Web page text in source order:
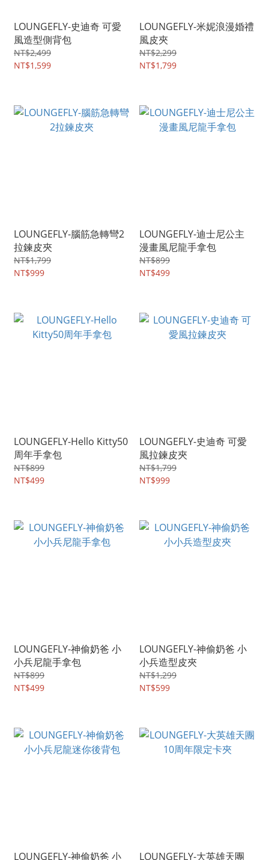
LOUNGEFLY-史迪奇 可愛
風造型側背包
NT$2,499
NT$1,599
LOUNGEFLY-米妮浪漫婚禮
風皮夾
NT$2,299
NT$1,799
LOUNGEFLY-腦筋急轉彎2
拉鍊皮夾
NT$1,799
NT$999
LOUNGEFLY-迪士尼公主
漫畫風尼龍手拿包
NT$899
NT$499
LOUNGEFLY-Hello Kitty50
周年手拿包
NT$899
NT$499
LOUNGEFLY-史迪奇 可愛
風拉鍊皮夾
NT$1,799
NT$999
LOUNGEFLY-神偷奶爸 小
小兵尼龍手拿包
NT$899
NT$499
LOUNGEFLY-神偷奶爸 小
小兵造型皮夾
NT$1,299
NT$599
LOUNGEFLY-神偷奶爸 小 LOUNGEFLY-大英雄天團